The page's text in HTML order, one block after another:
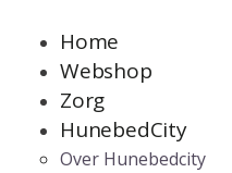
Home
Webshop
Zorg
HunebedCity
Over Hunebedcity